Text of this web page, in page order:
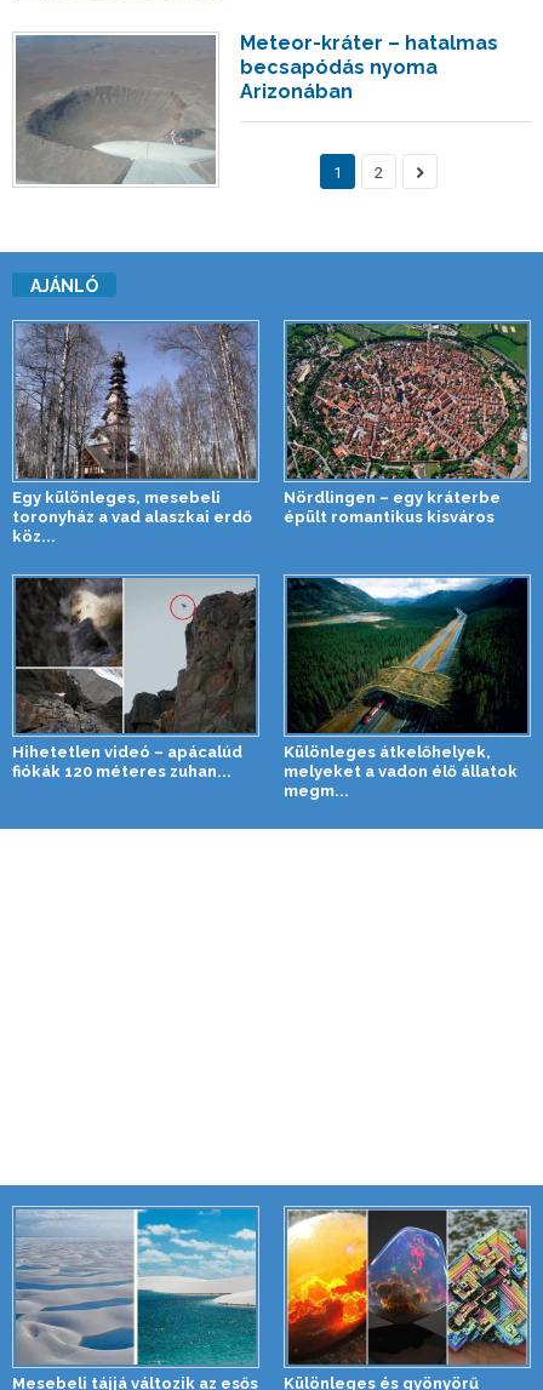
Meteor-kráter – hatalmas
becsapódás nyoma
Arizonában
1 2
AJÁNLÓ
Egy különleges, mesebeli
toronyház a vad alaszkai erdő
köz...
Nördlingen – egy kráterbe
épült romantikus kisváros
Hihetetlen videó – apácalúd
fiókák 120 méteres zuhan...
Különleges átkelőhelyek,
melyeket a vadon élő állatok
megm...
Mesebeli tájjá változik az esős Különleges és gyönyörű